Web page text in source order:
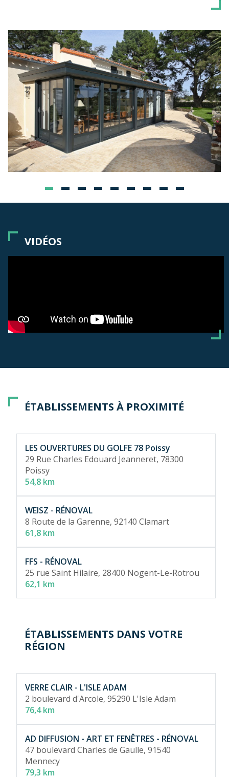
VIDÉOS
ÉTABLISSEMENTS À PROXIMITÉ
LES OUVERTURES DU GOLFE 78 Poissy
29 Rue Charles Edouard Jeanneret, 78300
Poissy
54,8 km
WEISZ - RÉNOVAL
8 Route de la Garenne, 92140 Clamart
61,8 km
FFS - RÉNOVAL
25 rue Saint Hilaire, 28400 Nogent-Le-Rotrou
62,1 km
ÉTABLISSEMENTS DANS VOTRE
RÉGION
VERRE CLAIR - L'ISLE ADAM
2 boulevard d'Arcole, 95290 L'Isle Adam
76,4 km
AD DIFFUSION - ART ET FENÊTRES - RÉNOVAL
47 boulevard Charles de Gaulle, 91540
Mennecy
79,3 km